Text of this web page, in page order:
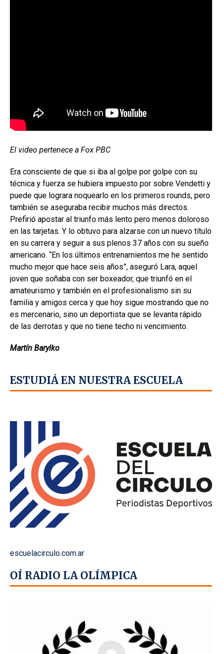
El video pertenece a Fox PBC
Era consciente de que si iba al golpe por golpe con su
técnica y fuerza se hubiera impuesto por sobre Vendetti y
puede que lograra noquearlo en los primeros rounds, pero
también se aseguraba recibir muchos más directos.
Prefirió apostar al triunfo más lento pero menos doloroso
en las tarjetas. Y lo obtuvo para alzarse con un nuevo título
en su carrera y seguir a sus plenos 37 años con su sueño
americano. “En los últimos entrenamientos me he sentido
mucho mejor que hace seis años”, aseguró Lara, aquel
joven que soñaba con ser boxeador, que triunfó en el
amateurismo y también en el profesionalismo sin su
familia y amigos cerca y que hoy sigue mostrando que no
es mercenario, sino un deportista que se levanta rápido
de las derrotas y que no tiene techo ni vencimiento.
Martín Barylko
ESTUDIÁ EN NUESTRA ESCUELA
escuelacirculo.com.ar
OÍ RADIO LA OLÍMPICA